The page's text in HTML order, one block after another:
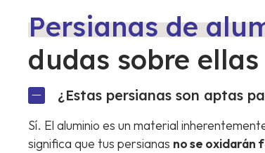
Persianas de
dudas sobre ellas
¿Estas persianas son aptas
Sí. El aluminio es un material
significa que tus persianas no se oxidarán